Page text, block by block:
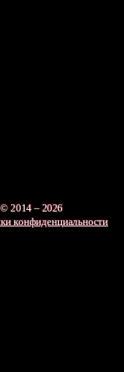
2014 – 2026
конфиденциальности